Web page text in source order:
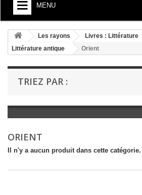
MENU
LIVRES : ARTS ET SOCIÉTÉ
LIVRES : LITTÉRATURE
LIVRES : JEUNESSE
LIVRES ANCIENS AVANT 1900
Les rayons
Livres : Littérature
Littérature antique
Orient
TRIEZ PAR :
ORIENT
Il n'y a aucun produit dans cette catégorie.